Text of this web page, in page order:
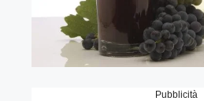
Pubblicità